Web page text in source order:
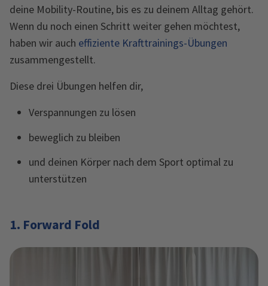
deine Mobility-Routine, bis es zu deinem Alltag gehört.
Wenn du noch einen Schritt weiter gehen möchtest,
haben wir auch effiziente Krafttrainings-Übungen
zusammengestellt.
Diese drei Übungen helfen dir,
Verspannungen zu lösen
beweglich zu bleiben
und deinen Körper nach dem Sport optimal zu
unterstützen
1. Forward Fold